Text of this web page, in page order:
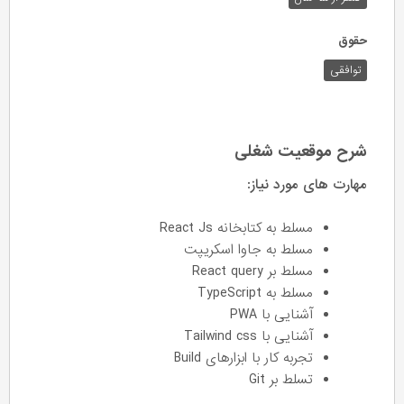
حقوق
توافقی
شرح موقعیت شغلی
مهارت های مورد نیاز:
مسلط به کتابخانه React Js
مسلط به جاوا اسکریپت
مسلط بر React query
مسلط به TypeScript
آشنایی با PWA
آشنایی با Tailwind css
تجربه کار با ابزارهای Build
تسلط بر Git